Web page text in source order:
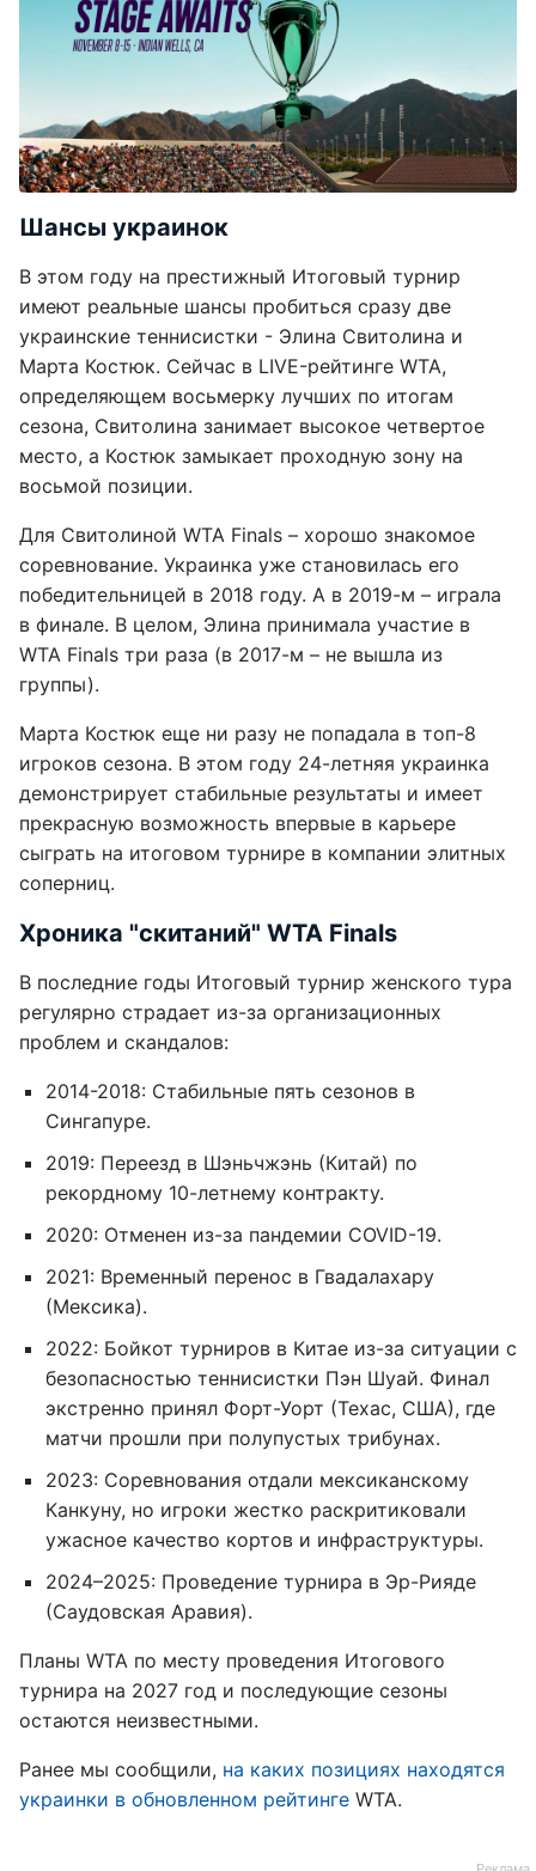
Шансы украинок
В этом году на престижный Итоговый турнир
имеют реальные шансы пробиться сразу две
украинские теннисистки - Элина Свитолина и
Марта Костюк. Сейчас в LIVE-рейтинге WTA,
определяющем восьмерку лучших по итогам
сезона, Свитолина занимает высокое четвертое
место, а Костюк замыкает проходную зону на
восьмой позиции.
Для Свитолиной WTA Finals – хорошо знакомое
соревнование. Украинка уже становилась его
победительницей в 2018 году. А в 2019-м – играла
в финале. В целом, Элина принимала участие в
WTA Finals три раза (в 2017-м – не вышла из
группы).
Марта Костюк еще ни разу не попадала в топ-8
игроков сезона. В этом году 24-летняя украинка
демонстрирует стабильные результаты и имеет
прекрасную возможность впервые в карьере
сыграть на итоговом турнире в компании элитных
соперниц.
Хроника "скитаний" WTA Finals
В последние годы Итоговый турнир женского тура
регулярно страдает из-за организационных
проблем и скандалов:
2014-2018: Стабильные пять сезонов в
Сингапуре.
2019: Переезд в Шэньчжэнь (Китай) по
рекордному 10-летнему контракту.
2020: Отменен из-за пандемии COVID-19.
2021: Временный перенос в Гвадалахару
(Мексика).
2022: Бойкот турниров в Китае из-за ситуации с
безопасностью теннисистки Пэн Шуай. Финал
экстренно принял Форт-Уорт (Техас, США), где
матчи прошли при полупустых трибунах.
2023: Соревнования отдали мексиканскому
Канкуну, но игроки жестко раскритиковали
ужасное качество кортов и инфраструктуры.
2024–2025: Проведение турнира в Эр-Рияде
(Саудовская Аравия).
Планы WTA по месту проведения Итогового
турнира на 2027 год и последующие сезоны
остаются неизвестными.
Ранее мы сообщили, на каких позициях находятся
украинки в обновленном рейтинге WTA.